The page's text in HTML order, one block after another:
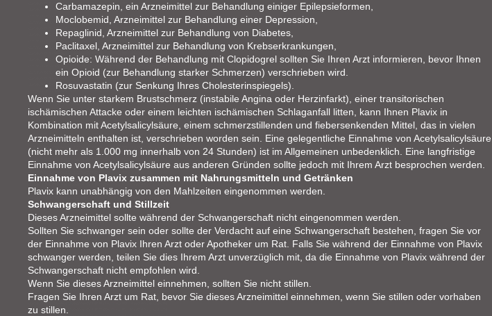
Carbamazepin, ein Arzneimittel zur Behandlung einiger Epilepsieformen,
Moclobemid, Arzneimittel zur Behandlung einer Depression,
Repaglinid, Arzneimittel zur Behandlung von Diabetes,
Paclitaxel, Arzneimittel zur Behandlung von Krebserkrankungen,
Opioide: Während der Behandlung mit Clopidogrel sollten Sie Ihren Arzt informieren, bevor Ihnen
ein Opioid (zur Behandlung starker Schmerzen) verschrieben wird.
Rosuvastatin (zur Senkung Ihres Cholesterinspiegels).
Wenn Sie unter starkem Brustschmerz (instabile Angina oder Herzinfarkt), einer transitorischen
ischämischen Attacke oder einem leichten ischämischen Schlaganfall litten, kann Ihnen Plavix in
Kombination mit Acetylsalicylsäure, einem schmerzstillenden und fiebersenkenden Mittel, das in vielen
Arzneimitteln enthalten ist, verschrieben worden sein. Eine gelegentliche Einnahme von Acetylsalicylsäure
(nicht mehr als 1.000 mg innerhalb von 24 Stunden) ist im Allgemeinen unbedenklich. Eine langfristige
Einnahme von Acetylsalicylsäure aus anderen Gründen sollte jedoch mit Ihrem Arzt besprochen werden.
Einnahme von Plavix zusammen mit Nahrungsmitteln und Getränken
Plavix kann unabhängig von den Mahlzeiten eingenommen werden.
Schwangerschaft und Stillzeit
Dieses Arzneimittel sollte während der Schwangerschaft nicht eingenommen werden.
Sollten Sie schwanger sein oder sollte der Verdacht auf eine Schwangerschaft bestehen, fragen Sie vor
der Einnahme von Plavix Ihren Arzt oder Apotheker um Rat. Falls Sie während der Einnahme von Plavix
schwanger werden, teilen Sie dies Ihrem Arzt unverzüglich mit, da die Einnahme von Plavix während der
Schwangerschaft nicht empfohlen wird.
Wenn Sie dieses Arzneimittel einnehmen, sollten Sie nicht stillen.
Fragen Sie Ihren Arzt um Rat, bevor Sie dieses Arzneimittel einnehmen, wenn Sie stillen oder vorhaben
zu stillen.